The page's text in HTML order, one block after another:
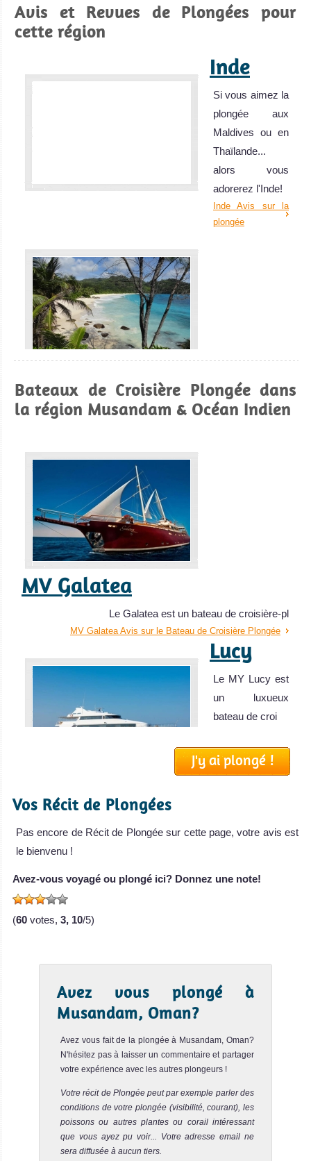
Avis et Revues de Plongées pour
cette région
Inde
Si vous aimez la
plongée aux
Maldives ou en
Thaïlande...
alors vous
adorerez l'Inde!
Inde Avis sur la
plongée
Seychelles
Les Seychelles offrent des sites de plongée en très bon
Bateaux de Croisière Plongée dans
la région Musandam & Océan Indien
MV Galatea
Le Galatea est un bateau de croisière-pl
MV Galatea Avis sur le Bateau de Croisière Plongée
Lucy
Le MY Lucy est
un luxueux
bateau de croi
Bateau de
Croisière
SY Sea
Star
un bateau de
croisière-p
SY Sea Star Avis
sur le Bateau de
Croisière
Plongée
SY Sea
J'y ai plongé !
Vos Récit de Plongées
Pas encore de Récit de Plongée sur cette page, votre avis est
le bienvenu !
Avez-vous voyagé ou plongé ici? Donnez une note!
(60 votes, 3, 10/5)
Avez vous plongé à
Musandam, Oman?
Avez vous fait de la plongée à Musandam, Oman?
N'hésitez pas à laisser un commentaire et partager
votre expérience avec les autres plongeurs !
Votre récit de Plongée peut par exemple parler des
conditions de votre plongée (visibilité, courant), les
poissons ou autres plantes ou corail intéressant
que vous ayez pu voir... Votre adresse email ne
sera diffusée à aucun tiers.